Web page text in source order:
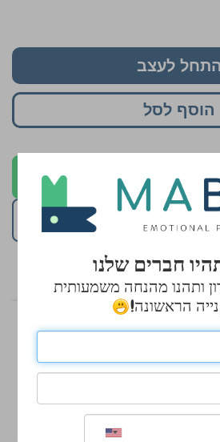
התחל לעצב
הוסף לסל
הצעה בוואטסאפ
פרטים להצעת מחיר
אותך גם
חברים שלנו
ותהנו מהנחה משמעותית
הראשונה!